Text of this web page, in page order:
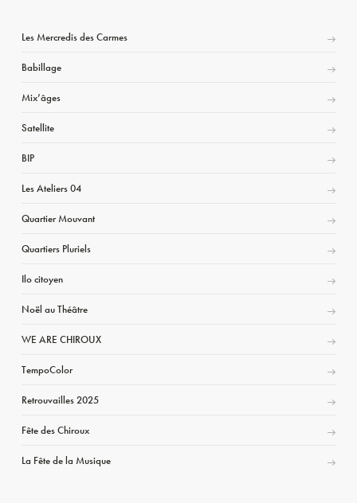
Les Mercredis des Carmes
Babillage
Mix’âges
Satellite
BIP
Les Ateliers 04
Quartier Mouvant
Quartiers Pluriels
Ilo citoyen
Noël au Théâtre
WE ARE CHIROUX
TempoColor
Retrouvailles 2025
Fête des Chiroux
La Fête de la Musique